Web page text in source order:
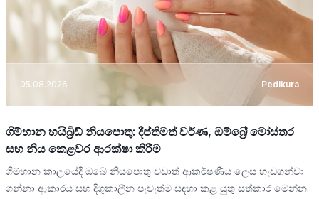
05.08.2026 Pedikura
ගිම්හාන හයිබ්‍රිඩ් නියපොතු: දීප්තිමත් වර්ණ, ඔම්බ්‍රේ මෝස්තර
සහ නිය කෙළවර ආරක්ෂා කිරීම
ගිම්හාන කාලයේදී ඔබේ නියපොතු වඩාත් ආකර්ෂණීය ලෙස හැඩගන්වා
ගන්නා ආකාරය සහ දිගුකාලීන පැවැත්ම සඳහා කළ යුතු සත්කාර මෙන්න.